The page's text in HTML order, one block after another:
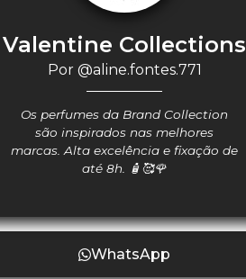
Valentine Collections
Por @aline.fontes.771
Os perfumes da Brand Collection
são inspirados nas melhores
marcas. Alta excelência e fixação de
até 8h. 🧴🥰🌹
WhatsApp